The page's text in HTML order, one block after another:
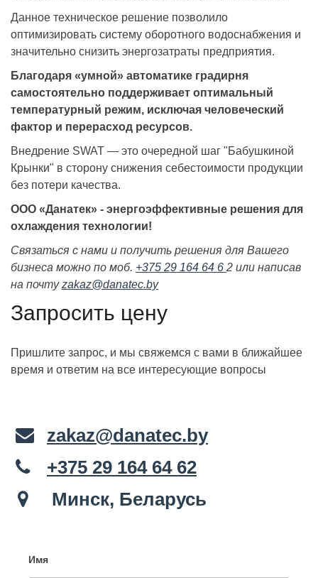
Данное техническое решение позволило
оптимизировать систему оборотного водоснабжения и
значительно снизить энергозатраты предприятия.
Благодаря «умной» автоматике градирня
самостоятельно поддерживает оптимальный
температурный режим, исключая человеческий
фактор и перерасход ресурсов.
Внедрение SWAT — это очередной шаг "Бабушкиной
Крынки" в сторону снижения себестоимости продукции
без потери качества.
ООО «Данатек» - энергоэффективные решения для
охлаждения технологии!
Связаться с нами и получить решения для Вашего
бизнеса можно по моб. +375 29 164 64 6 2 или написав
на почтуzakaz@danatec.by
Запросить цену
Пришлите запрос, и мы свяжемся с вами в ближайшее
время и ответим на все интересующие вопросы
zakaz@danatec.by
+375 29 164 64 62
Минск, Беларусь
Имя